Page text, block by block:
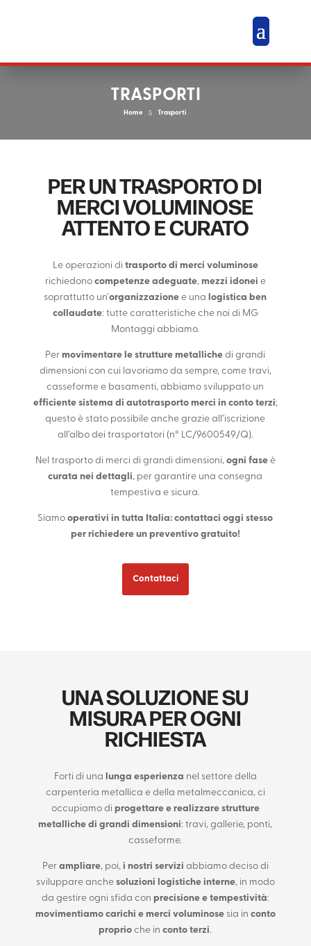
TRASPORTI
Home 5 Trasporti
PER UN TRASPORTO DI
MERCI VOLUMINOSE
ATTENTO E CURATO
Le operazioni di trasporto di merci voluminose
richiedono competenze adeguate, mezzi idonei e
soprattutto un’organizzazione e unalogistica ben
collaudate: tutte caratteristiche che noi di MG
Montaggi abbiamo.
Permovimentare le strutture metalliche di grandi
dimensioni con cui lavoriamo da sempre, come travi,
casseforme e basamenti, abbiamo sviluppato un
efficiente sistema di autotrasporto merci in conto terzi;
questo è stato possibile anche grazie all’iscrizione
all’albo dei trasportatori (n° LC/9600549/Q).
Nel trasporto di merci di grandi dimensioni, ogni faseè
curata nei dettagli, per garantire una consegna
tempestiva e sicura.
Siamooperativi in tutta Italia: contattaci oggi stesso
per richiedere un preventivo gratuito!
Contattaci
UNA SOLUZIONE SU
MISURA PER OGNI
RICHIESTA
Forti di una lunga esperienza nel settore della
carpenteria metallica e della metalmeccanica, ci
occupiamo di progettare e realizzare strutture
metalliche di grandi dimensioni: travi, gallerie, ponti,
casseforme.
Per ampliare, poi, i nostri servizi abbiamo deciso di
sviluppare anche soluzioni logistiche interne, in modo
da gestire ogni sfida con precisione e tempestività:
movimentiamo carichi e merci voluminosesia in conto
proprio che inconto terzi.